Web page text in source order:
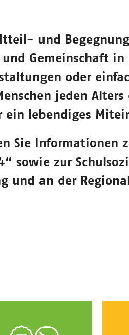
und
Gemeinschaft in
oder
jeden Alters
ein lebendiges
Sie Informationen
sowie zur
und an der